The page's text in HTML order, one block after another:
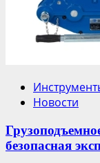
Новости
безопасная